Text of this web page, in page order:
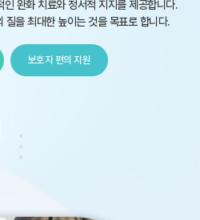
완화 치료와 정서적 지지를 제공합니다.
질을 최대한 높이는 것을 목표로 합니다.
보호자 편의 지원